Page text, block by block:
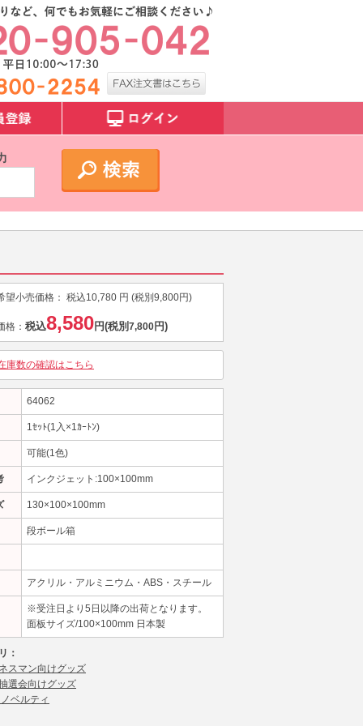
望小売価格： 税込10,780 円 (税別 9,800円)
格： 税込8,580円(税別 7,800円)
庫数の確認はこちら
64062
1ｾｯﾄ(1入×1ｶｰﾄﾝ)
可能(1色)
インクジェット:100×100mm
130×100×100mm
段ボール箱
アクリル・アルミニウム・ABS・スチール
※受注日より5日以降の出荷となります。
面板サイズ/100×100mm 日本製
：
スマン向けグッズ
選会向けグッズ
ベルティ